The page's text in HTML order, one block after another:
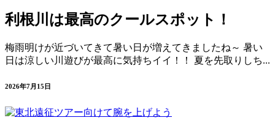
利根川は最高のクールスポット！
梅雨明けが近づいてきて暑い日が増えてきましたね～ 暑い
日は涼しい川遊びが最高に気持ちイイ！！ 夏を先取りしち...
2026年7月15日